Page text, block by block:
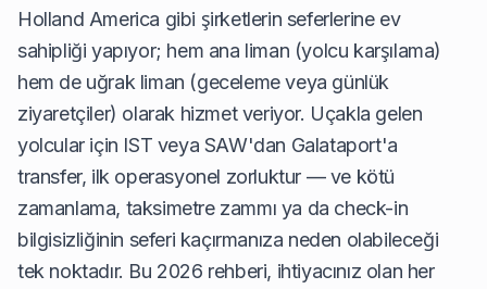
Holland America gibi şirketlerin seferlerine ev
sahipliği yapıyor; hem ana liman (yolcu karşılama)
hem de uğrak liman (geceleme veya günlük
ziyaretçiler) olarak hizmet veriyor. Uçakla gelen
yolcular için IST veya SAW'dan Galataport'a
transfer, ilk operasyonel zorluktur — ve kötü
zamanlama, taksimetre zammı ya da check-in
bilgisizliğinin seferi kaçırmanıza neden olabileceği
tek noktadır. Bu 2026 rehberi, ihtiyacınız olan her